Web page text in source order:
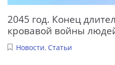
2045 год. Конец
кровавой войны
Новости, Статьи